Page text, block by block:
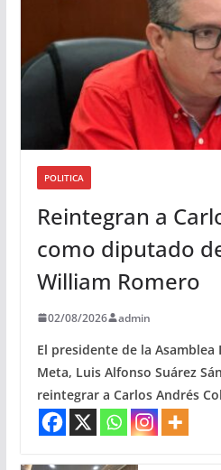
POLITICA
Reintegran a
como diputado
William Romero
02/08/2026 admin
El presidente de la
Meta, Luis Alfonso Suárez
reintegrar a Carlos Andrés